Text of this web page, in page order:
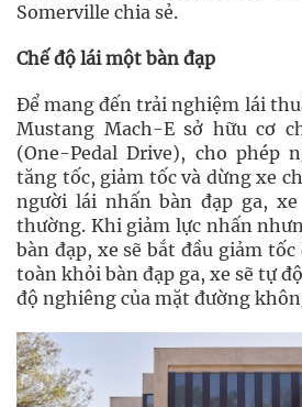
Somerville chia sẻ.
Chế độ lái một bàn đạp
Để mang đến trải nghiệm lái
Mustang Mach-E sở hữu cơ
(One-Pedal Drive), cho phép
tăng tốc, giảm tốc và dừng xe
người lái nhấn bàn đạp ga,
thường. Khi giảm lực nhấn
bàn đạp, xe sẽ bắt đầu giảm
toàn khỏi bàn đạp ga, xe sẽ tự
độ nghiêng của mặt đường